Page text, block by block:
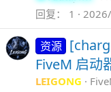
回复
1
资源
FiveM 启动
LEIGONG